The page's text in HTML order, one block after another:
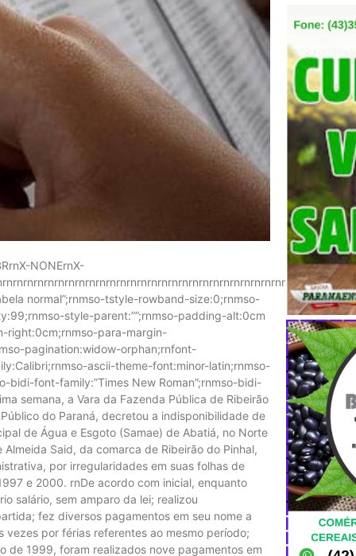
NONErnX-
normal”;rnmso-tstyle-rowband-size:0;rnmso-
style-parent:””;rnmso-padding-alt:0cm
right:0cm;rnmso-para-margin-
pagination:widow-orphan;rnfont-
ascii-theme-font:minor-latin;rnmso-
font-family:”Times New Roman”;rnmso-bidi-
semana, a Vara da Fazenda Pública de Ribeirão
do Paraná, decretou a indisponibilidade de
de Água e Esgoto (Samae) de Abatiá, no Norte
Said, da comarca de Ribeirão do Pinhal,
por irregularidades em suas folhas de
e 2000. rnDe acordo com inicial, enquanto
salário, sem amparo da lei; realizou
fez diversos pagamentos em seu nome a
por férias referentes ao mesmo período;
de 1999, foram realizados nove pagamentos em